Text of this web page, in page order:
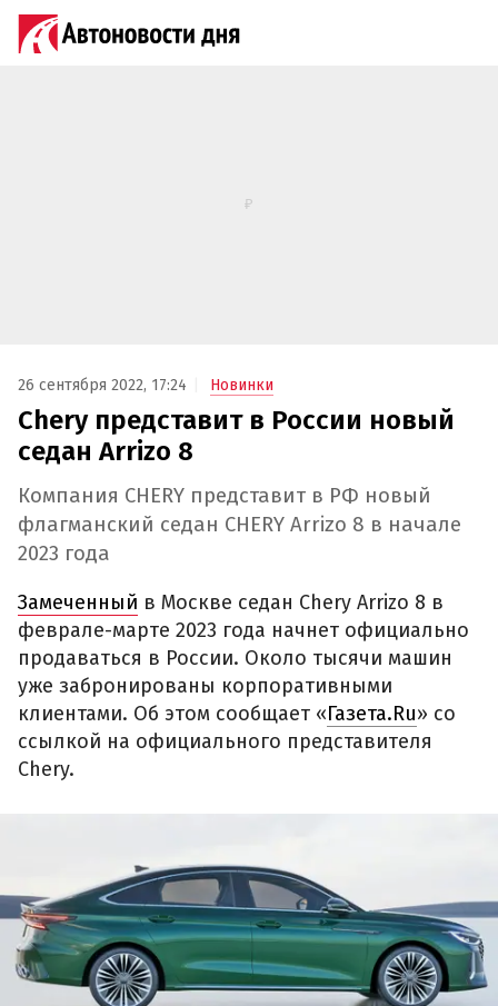
26 сентября 2022, 17:24 Новинки
Chery представит в России новый
седан Arrizo 8
Компания CHERY представит в РФ новый
флагманский седан CHERY Arrizo 8 в начале
2023 года
Замеченный в Москве седан Chery Arrizo 8 в
феврале-марте 2023 года начнет официально
продаваться в России. Около тысячи машин
уже забронированы корпоративными
клиентами. Об этом сообщает «Газета.Ru» со
ссылкой на официального представителя
Chery.